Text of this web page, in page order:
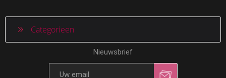
Categorieen
Nieuwsbrief